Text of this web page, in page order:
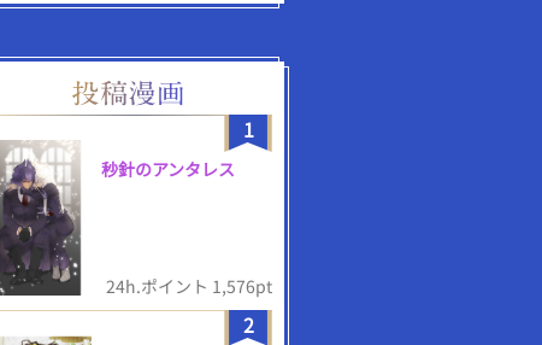
1
秒針のアンタレス
24h.ポイント 1,576pt
2